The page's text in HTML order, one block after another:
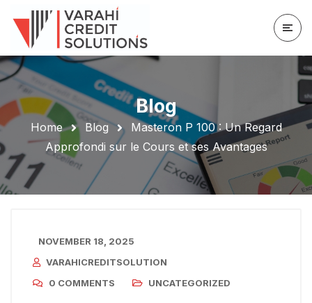
Blog
Home Blog
Masteron P 100 : Un Regard
Approfondi sur le Cours et ses Avantages
NOVEMBER 18, 2025
VARAHICREDITSOLUTION
0 COMMENTS
UNCATEGORIZED